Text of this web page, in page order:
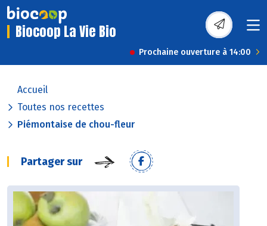
Biocoop La Vie Bio
Prochaine ouverture à 14:00
Accueil
Toutes nos recettes
Piémontaise de chou-fleur
Partager sur